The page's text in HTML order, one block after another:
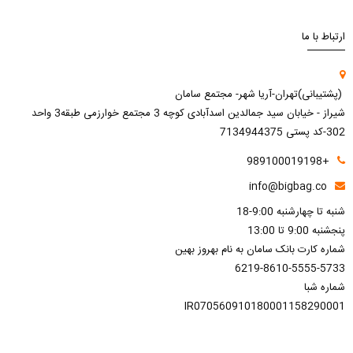
ارتباط با ما
(پشتیبانی)تهران-آریا شهر- مجتمع سامان
شیراز - خیابان سید جمالدین اسدآبادی کوچه 3 مجتمع خوارزمی طبقه3 واحد
302-کد پستی 7134944375
+989100019198
info@bigbag.co
شنبه تا چهارشنبه 9:00-18
پنجشنبه 9:00 تا 13:00
شماره کارت بانک سامان به نام بهروز بهین
6219-8610-5555-5733
شماره شبا
IR070560910180001158290001